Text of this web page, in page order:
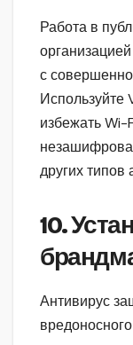
Работа в
с
Используйте
избежать Wi-
других типов
10.
Антивирус